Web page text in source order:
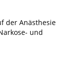
der Anästhesie
und